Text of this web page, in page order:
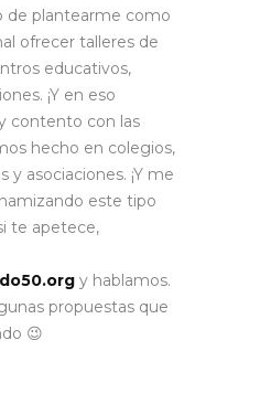
de plantearme como
ofrecer talleres de
educativos,
¡Y en eso
contento con las
hecho en colegios,
y asociaciones. ¡Y me
este tipo
te apetece,
y hablamos.
propuestas que
😉